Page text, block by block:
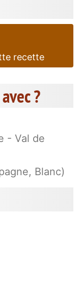
recette
?
- Val de
Blanc)